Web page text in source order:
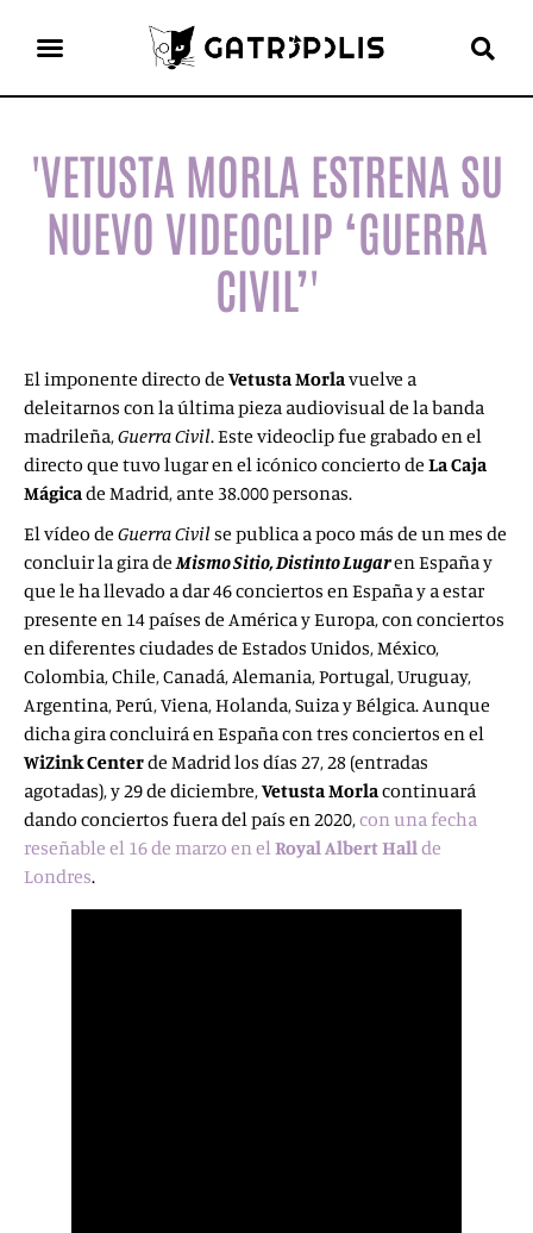
'VETUSTA MORLA ESTRENA SU
NUEVO VIDEOCLIP ‘GUERRA
CIVIL’'
El imponente directo deVetusta Morlavuelve a
deleitarnos con la última pieza audiovisual de la banda
madrileña,Guerra Civil. Este videoclip fue grabado en el
directo que tuvo lugar en el icónico concierto de La Caja
Mágicade Madrid, ante 38.000 personas.
El vídeo de Guerra Civil se publica a poco más de un mes de
concluir la gira deMismo Sitio, Distinto Lugaren España y
que le ha llevado a dar 46 conciertos en España y a estar
presente en 14 países de América y Europa, con conciertos
en diferentes ciudades de Estados Unidos, México,
Colombia, Chile, Canadá, Alemania, Portugal, Uruguay,
Argentina, Perú, Viena, Holanda, Suiza y Bélgica. Aunque
dicha gira concluirá en España con tres conciertos en el
WiZink Centerde Madrid los días 27, 28 (entradas
agotadas), y 29 de diciembre,Vetusta Morlacontinuará
dando conciertos fuera del país en 2020,con una fecha
reseñable el 16 de marzo en elRoyal Albert Hallde
Londres.